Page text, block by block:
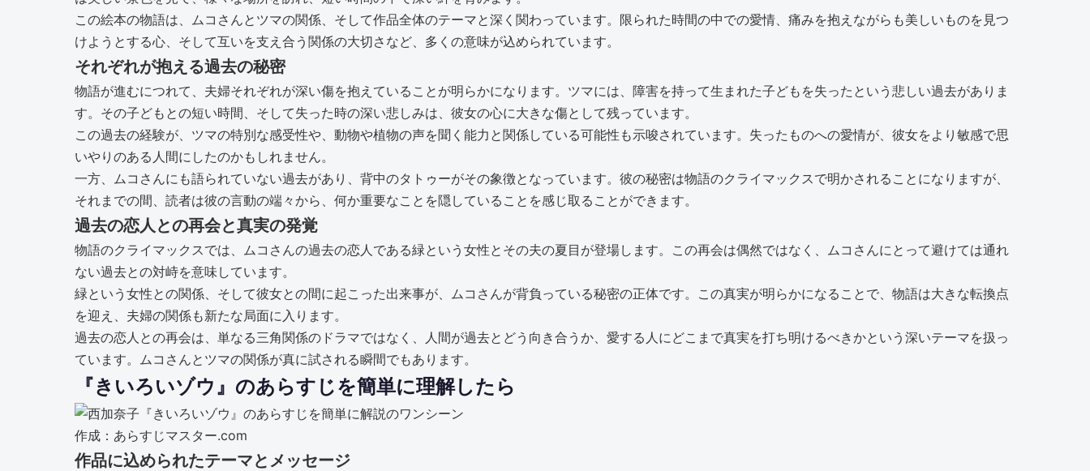
この絵本の物語は、ムコさんとツマの関係、そして作品全体のテーマと深く関わっています。限られた時間の中での愛情、痛みを抱えながらも美しいものを見つ
けようとする心、そして互いを支え合う関係の大切さなど、多くの意味が込められています。
それぞれが抱える過去の秘密
物語が進むにつれて、夫婦それぞれが深い傷を抱えていることが明らかになります。ツマには、障害を持って生まれた子どもを失ったという悲しい過去がありま
す。その子どもとの短い時間、そして失った時の深い悲しみは、彼女の心に大きな傷として残っています。
この過去の経験が、ツマの特別な感受性や、動物や植物の声を聞く能力と関係している可能性も示唆されています。失ったものへの愛情が、彼女をより敏感で思
いやりのある人間にしたのかもしれません。
一方、ムコさんにも語られていない過去があり、背中のタトゥーがその象徴となっています。彼の秘密は物語のクライマックスで明かされることになりますが、
それまでの間、読者は彼の言動の端々から、何か重要なことを隠していることを感じ取ることができます。
過去の恋人との再会と真実の発覚
物語のクライマックスでは、ムコさんの過去の恋人である緑という女性とその夫の夏目が登場します。この再会は偶然ではなく、ムコさんにとって避けては通れ
ない過去との対峙を意味しています。
緑という女性との関係、そして彼女との間に起こった出来事が、ムコさんが背負っている秘密の正体です。この真実が明らかになることで、物語は大きな転換点
を迎え、夫婦の関係も新たな局面に入ります。
過去の恋人との再会は、単なる三角関係のドラマではなく、人間が過去とどう向き合うか、愛する人にどこまで真実を打ち明けるべきかという深いテーマを扱っ
ています。ムコさんとツマの関係が真に試される瞬間でもあります。
『きいろいゾウ』のあらすじを簡単に理解したら
作成：あらすじマスター.com
作品に込められたテーマとメッセージ